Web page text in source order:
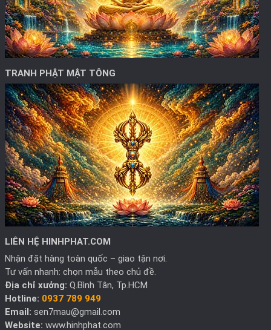
TRANH PHẬT MẬT TÔNG
LIÊN HỆ HINHPHAT.COM
Nhận đặt hàng toàn quốc – giao tận nơi.
Tư vấn nhanh: chọn mẫu theo chủ đề.
Địa chỉ xưởng: Q.Bình Tân, Tp.HCM
Hotline: 0937 789 949
Email: sen7mau@gmail.com
Website: www.hinhphat.com